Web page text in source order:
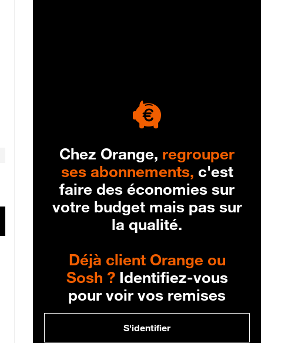
Chez Orange, regrouper
ses abonnements, c'est
faire des économies sur
votre budget mais pas sur
la qualité.
Déjà client Orange ou
Sosh ?Identifiez-vous
pour voir vos remises
S'identifier